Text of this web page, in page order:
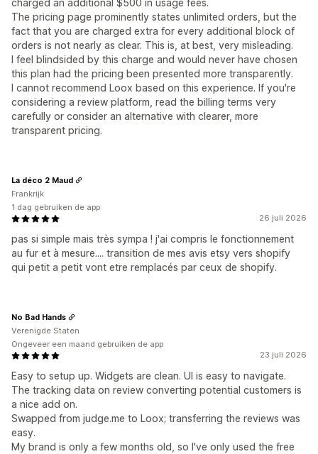
charged an additional $500 in usage fees.
The pricing page prominently states unlimited orders, but the
fact that you are charged extra for every additional block of
orders is not nearly as clear. This is, at best, very misleading.
I feel blindsided by this charge and would never have chosen
this plan had the pricing been presented more transparently.
I cannot recommend Loox based on this experience. If you're
considering a review platform, read the billing terms very
carefully or consider an alternative with clearer, more
transparent pricing.
26 juli 2026
pas si simple mais très sympa ! j'ai compris le fonctionnement
au fur et à mesure.... transition de mes avis etsy vers shopify
qui petit a petit vont etre remplacés par ceux de shopify.
La déco 2 Maud
Frankrijk
1 dag gebruiken de app
23 juli 2026
Easy to setup up. Widgets are clean. UI is easy to navigate.
The tracking data on review converting potential customers is
a nice add on.
Swapped from judge.me to Loox; transferring the reviews was
easy.
My brand is only a few months old, so I've only used the free
No Bad Hands
Verenigde Staten
Ongeveer een maand gebruiken de app